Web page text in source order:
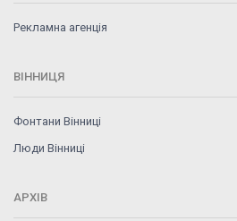
Рекламна агенція
ВІННИЦЯ
Фонтани Вінниці
Люди Вінниці
АРХІВ